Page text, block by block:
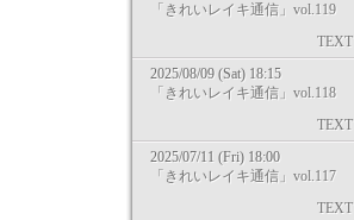
「きれいレイキ通信」vol.119
TEXT
2025/08/09 (Sat) 18:15
「きれいレイキ通信」vol.118
TEXT
2025/07/11 (Fri) 18:00
「きれいレイキ通信」vol.117
TEXT